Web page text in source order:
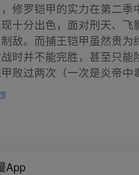
修罗铠甲的实力在第二
十分出色，面对刑天、
敌。而捕王铠甲虽然贵
时并不能完胜，甚至只
败过两次（一次是炎帝中
App